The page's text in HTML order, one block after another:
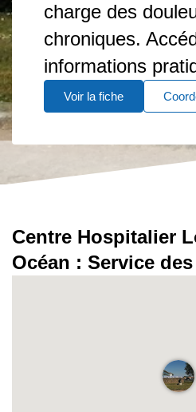
charge des
chroniques.
informations
Voir la fiche
Centre Hospitalier
Océan : Service